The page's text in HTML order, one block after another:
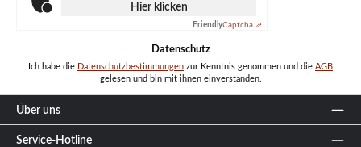
Hier klicken
FriendlyCaptcha ⇗
Datenschutz
Ich habe die Datenschutzbestimmungen zur Kenntnis genommen und die AGB
gelesen und bin mit ihnen einverstanden.
Über uns
Service-Hotline